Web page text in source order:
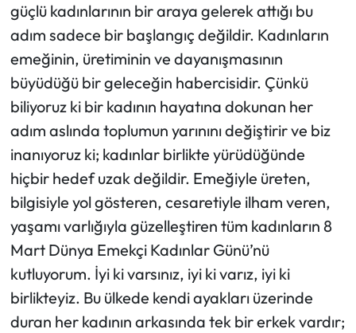
güçlü kadınlarının bir araya gelerek attığı bu
adım sadece bir başlangıç değildir. Kadınların
emeğinin, üretiminin ve dayanışmasının
büyüdüğü bir geleceğin habercisidir. Çünkü
biliyoruz ki bir kadının hayatına dokunan her
adım aslında toplumun yarınını değiştirir ve biz
inanıyoruz ki; kadınlar birlikte yürüdüğünde
hiçbir hedef uzak değildir. Emeğiyle üreten,
bilgisiyle yol gösteren, cesaretiyle ilham veren,
yaşamı varlığıyla güzelleştiren tüm kadınların 8
Mart Dünya Emekçi Kadınlar Günü’nü
kutluyorum. İyi ki varsınız, iyi ki varız, iyi ki
birlikteyiz. Bu ülkede kendi ayakları üzerinde
duran her kadının arkasında tek bir erkek vardır;